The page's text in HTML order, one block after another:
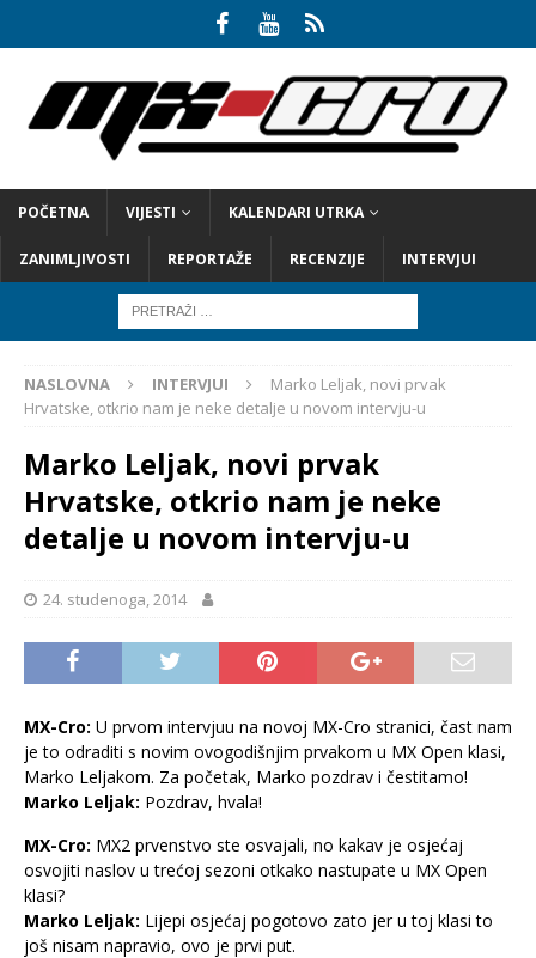
POČETNA VIJESTI KALENDARI UTRKA
ZANIMLJIVOSTI REPORTAŽE RECENZIJE INTERVJUI
NASLOVNA INTERVJUI
Marko Leljak, novi prvak
Hrvatske, otkrio nam je neke detalje u novom intervju-u
Marko Leljak, novi prvak
Hrvatske, otkrio nam je neke
detalje u novom intervju-u
24. studenoga, 2014
MX-Cro: U prvom intervjuu na novoj MX-Cro stranici, čast nam
je to odraditi s novim ovogodišnjim prvakom u MX Open klasi,
Marko Leljakom. Za početak, Marko pozdrav i čestitamo!
Marko Leljak: Pozdrav, hvala!
MX-Cro: MX2 prvenstvo ste osvajali, no kakav je osjećaj
osvojiti naslov u trećoj sezoni otkako nastupate u MX Open
klasi?
Marko Leljak: Lijepi osjećaj pogotovo zato jer u toj klasi to
još nisam napravio, ovo je prvi put.